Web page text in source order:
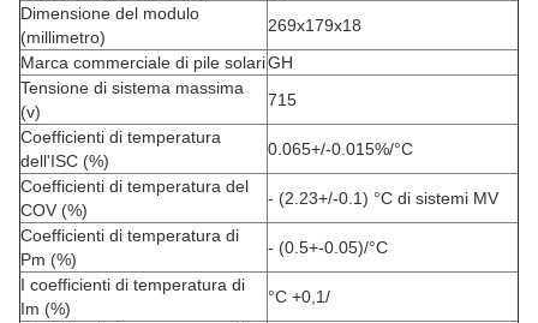
Dimensione del modulo
(millimetro)
269x179x18
Marca commerciale di pile solariGH
Tensione di sistema massima
(v)
715
Coefficienti di temperatura
dell'ISC (%)
0.065+/-0.015%/°C
Coefficienti di temperatura del
COV (%)
- (2.23+/-0.1) °C di sistemi MV
Coefficienti di temperatura di
Pm (%)
- (0.5+-0.05)/°C
I coefficienti di temperatura di
Im (%)
°C +0,1/